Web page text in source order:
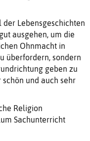
Lebensgeschichten
ausgehen, um die
Ohnmacht in
überfordern, sondern
geben zu
schön und auch sehr
Religion
Sachunterricht